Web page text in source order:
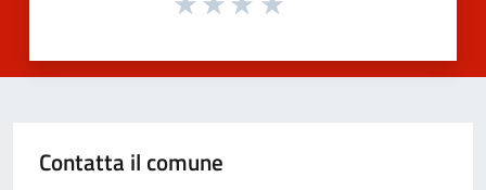
Contatta il comune